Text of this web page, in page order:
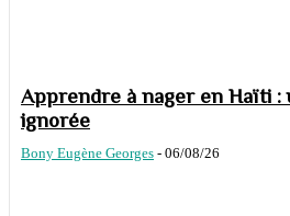
Apprendre à nager en Haïti :
ignorée
Bony Eugène Georges - 06/08/26